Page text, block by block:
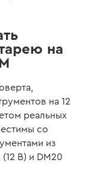
на
на 12
реальных
со
из
В) и DM20